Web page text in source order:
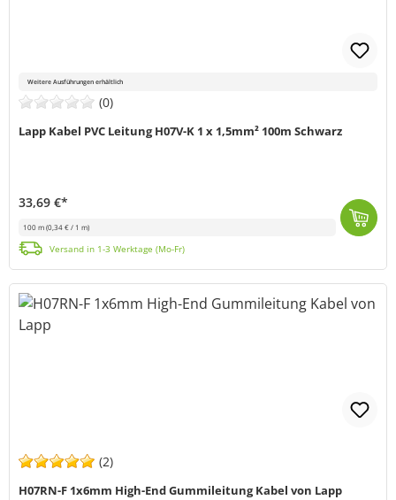
Weitere Ausführungen erhältlich
(0)
Lapp Kabel PVC Leitung H07V-K 1 x 1,5mm² 100m Schwarz
33,69 €*
100 m(0,34 € / 1 m)
Versand in 1-3 Werktage (Mo-Fr)
(2)
H07RN-F 1x6mm High-End Gummileitung Kabel von Lapp